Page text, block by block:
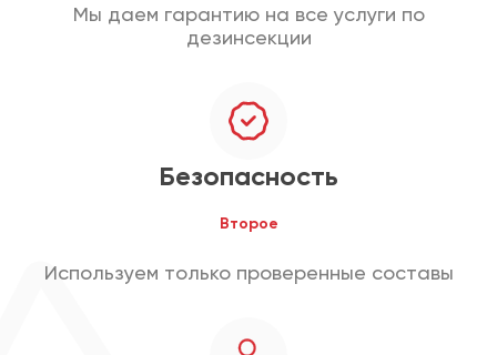
Мы даем гарантию на все услуги по
дезинсекции
Безопасность
Второе
Используем только проверенные составы